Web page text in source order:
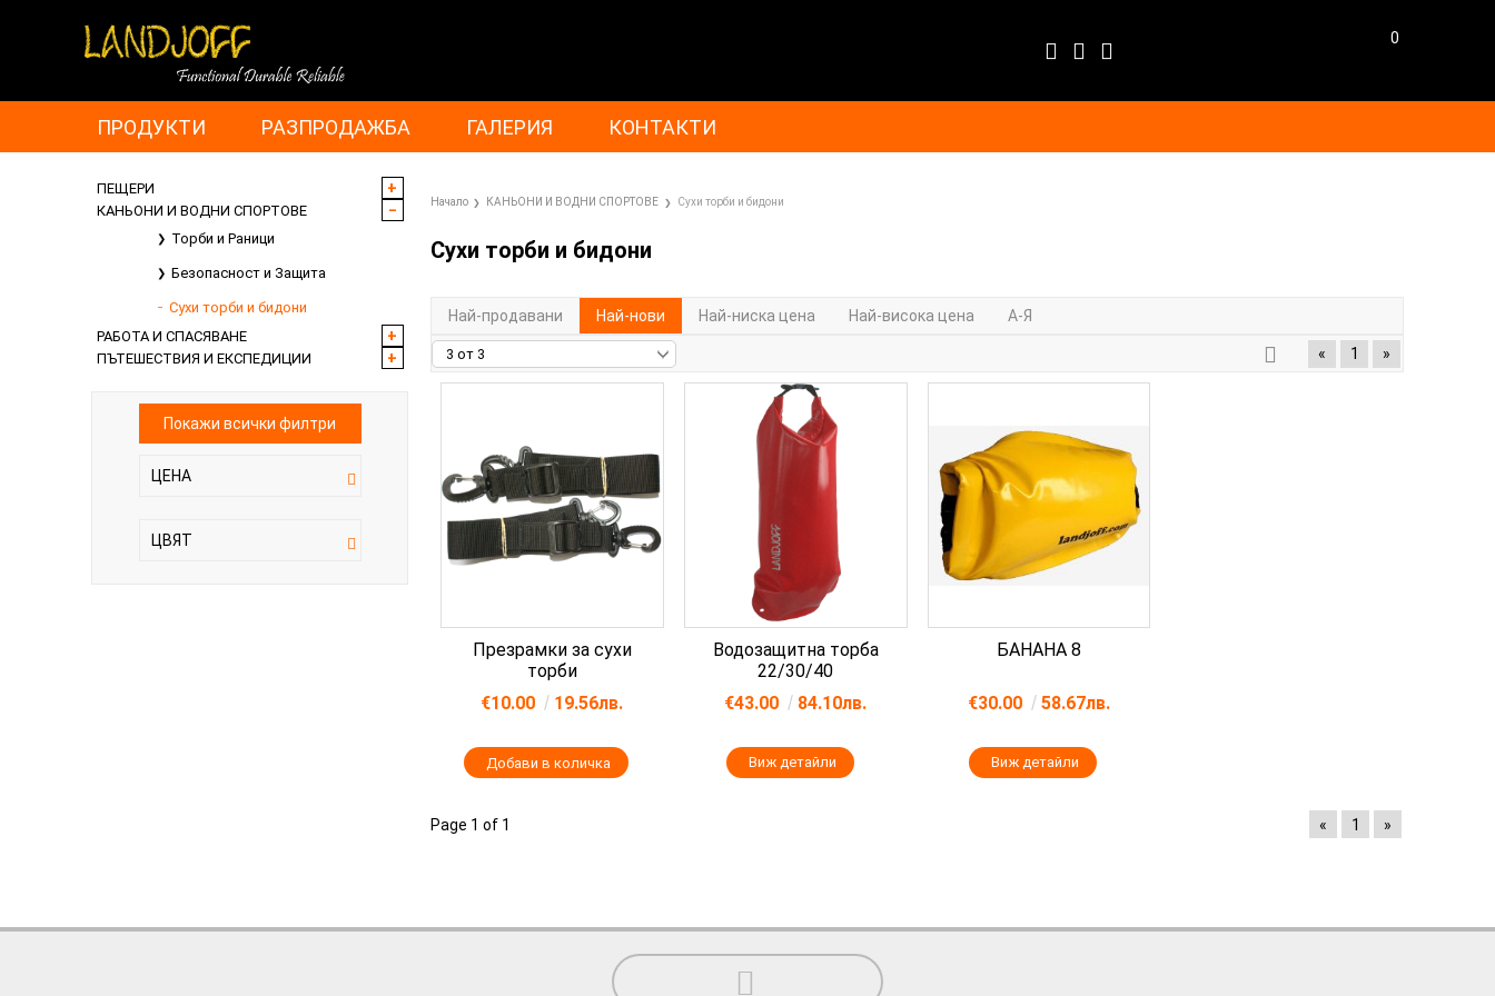
0
ПРОДУКТИ РАЗПРОДАЖБА ГАЛЕРИЯ КОНТАКТИ
ПЕЩЕРИ
КАНЬОНИ И ВОДНИ СПОРТОВЕ
Торби и Раници
Безопасност и Защита
Сухи торби и бидони
РАБОТА И СПАСЯВАНЕ
ПЪТЕШЕСТВИЯ И ЕКСПЕДИЦИИ
Покажи всички филтри
ЦЕНА
ЦВЯТ
Начало КАНЬОНИ И ВОДНИ СПОРТОВЕ Сухи торби и бидони
Сухи торби и бидони
Най-продавани Най-нови Най-ниска цена Най-висока цена А-Я
« 1 »
Презрамки за сухи
торби
€10.00
19.56лв.
Водозащитна торба
22/30/40
€43.00
84.10лв.
Виж детайли
БАНАНА 8
€30.00 58.67лв.
Виж детайли
Page 1 of 1 « 1 »